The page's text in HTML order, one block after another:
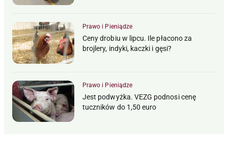
Prawo i Pieniądze
Ceny drobiu w lipcu. Ile płacono za
brojlery, indyki, kaczki i gęsi?
Prawo i Pieniądze
Jest podwyżka. VEZG podnosi cenę
tuczników do 1,50 euro